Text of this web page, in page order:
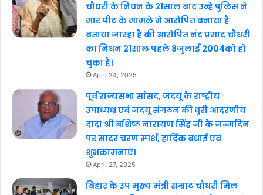
चौधरी के निधन के 21साल बाद उन्हे पुलिस ने
मार पीट के मामले मे आरोपित बनाया है
बताया जारहा है की आरोपित नंद प्रसाद चौधरी
का निधन 21साल पहले 8जुलाई 2004को हो
चुका है।
April 24, 2025
पूर्व राज्यसभा सांसद, जदयू के राष्ट्रीय
उपाध्यक्ष एवं जदयू संगठन की धुरी आदरणीय
दादा श्री बशिष्ठ नारायण सिंह जी के जन्मदिन
पर सादर चरण स्पर्श, हार्दिक बधाई एवं
शुभकामनाएं।
April 27, 2025
बिहार के उप मुख्य मंत्री सम्राट चौधरी मिल